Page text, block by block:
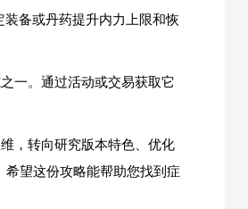
备或丹药提升内力上限和恢
一。通过活动或交易获取它
，转向研究版本特色、优化
望这份攻略能帮助您找到症